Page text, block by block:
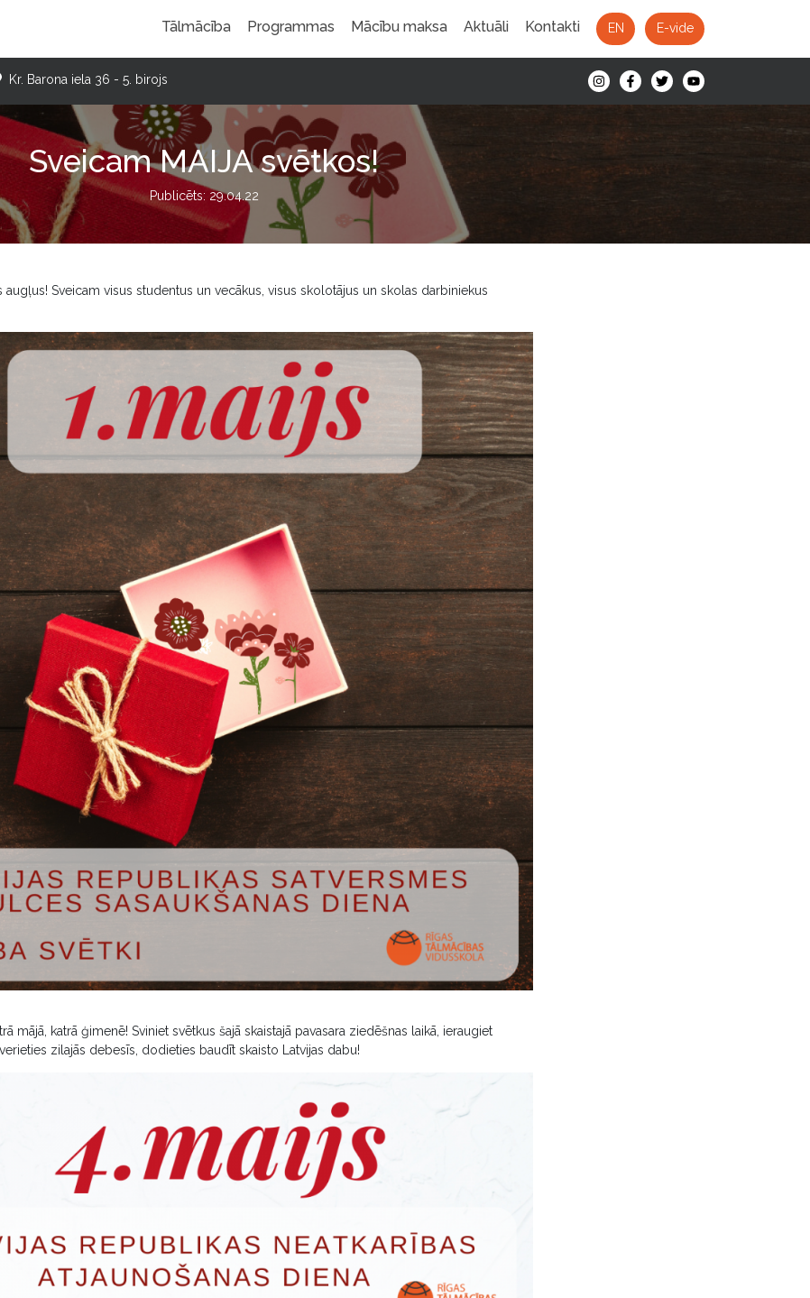
Tālmācība Programmas Mācību maksa Aktuāli Kontakti EN E-vide
Kr. Barona iela 36 - 5. birojs
Sveicam MAIJA svētkos!
Publicēts: 29.04.22
augļus! Sveicam visus studentus un vecākus, visus skolotājus un skolas darbiniekus
mājā, katrā ģimenē! Sviniet svētkus šajā skaistajā pavasara ziedēšnas laikā, ieraugiet
zilajās debesīs, dodieties baudīt skaisto Latvijas dabu!